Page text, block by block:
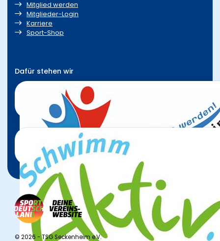
Mitglied werden
Mitglieder-Login
Karriere
Sport-Shop
Dafür stehen wir
© 2026 - TSG Seckenheim e.V.